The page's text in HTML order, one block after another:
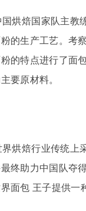
国烘焙国家队主教
的生产工艺。考
的特点进行了面
要原材料。
界烘焙行业传统上
终助力中国队夺
面包 王子提供一